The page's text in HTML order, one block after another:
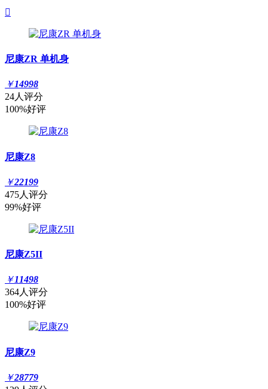

尼康ZR 单机身
￥14998
24人评分
100%好评
尼康Z8
￥22199
475人评分
99%好评
尼康Z5II
￥11498
364人评分
100%好评
尼康Z9
￥28779